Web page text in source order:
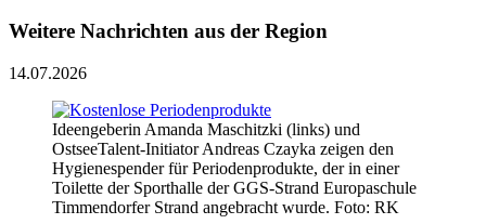
Weitere Nachrichten aus der Region
14.07.2026
Ideengeberin Amanda Maschitzki (links) und
OstseeTalent-Initiator Andreas Czayka zeigen den
Hygienespender für Periodenprodukte, der in einer
Toilette der Sporthalle der GGS-Strand Europaschule
Timmendorfer Strand angebracht wurde. Foto: RK